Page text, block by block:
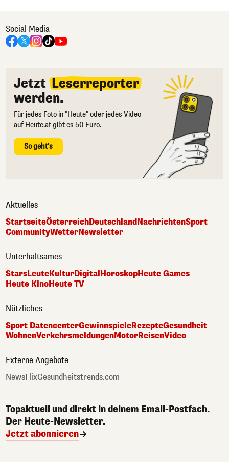
Social Media
Jetzt Leserreporter
werden.
Für jedes Foto in "Heute" oder jedes Video
auf Heute.at gibt es 50 Euro.
So geht's
Aktuelles
StartseiteÖsterreichDeutschlandNachrichtenSport
CommunityWetterNewsletter
Unterhaltsames
StarsLeuteKulturDigitalHoroskopHeute Games
Heute KinoHeute TV
Nützliches
Sport DatencenterGewinnspieleRezepteGesundheit
WohnenVerkehrsmeldungenMotorReisenVideo
Externe Angebote
NewsFlixGesundheitstrends.com
Topaktuell und direkt in deinem Email-Postfach.
Der Heute-Newsletter.
Jetzt abonnieren